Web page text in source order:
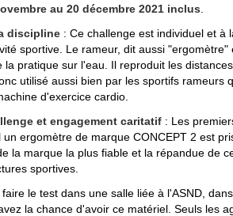
au 20 décembre 2021 inclus.
discipline : Ce challenge est individuel et
sportive. Le rameur, dit aussi
la pratique sur l'eau. Il reproduit les
utilisé aussi bien par les sportifs rameurs
d'exercice cardio.
et engagement caritatif : Les
un ergomètre de marque CONCEPT 2 est
la marque la plus fiable et la répandue de
sportives.
le test dans une salle liée à l'ASND,
la chance d'avoir ce matériel. Seuls les